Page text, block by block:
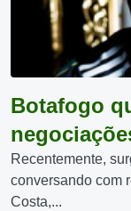
Botafogo
Recentemente,
conversando com
Costa,...